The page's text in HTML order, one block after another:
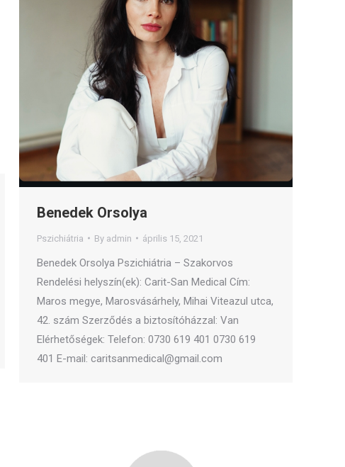
Benedek Orsolya
Pszichiátria By admin április 15, 2021
Benedek Orsolya Pszichiátria – Szakorvos
Rendelési helyszín(ek): Carit-San Medical Cím:
Maros megye, Marosvásárhely, Mihai Viteazul utca,
42. szám Szerződés a biztosítóházzal: Van
Elérhetőségek: Telefon: 0730 619 401 0730 619
401 E-mail: caritsanmedical@gmail.com